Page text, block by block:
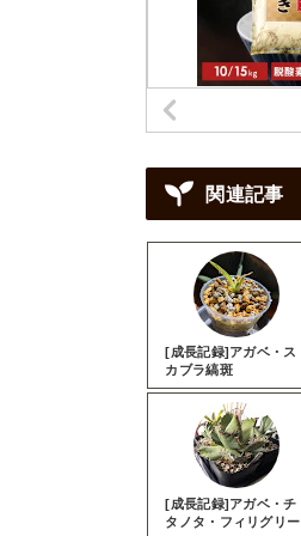
関連記事
[成長記録]アガベ・ス
カブラ縞斑
[成長記録]アガベ・チ
タノタ・フィリグリー